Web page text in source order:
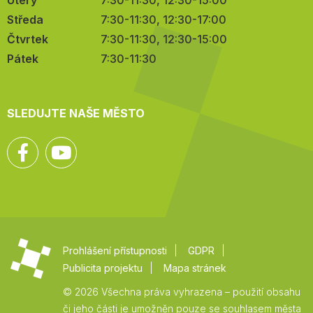
Středa
7:30-11:30, 12:30-17:00
Čtvrtek
7:30-11:30, 12:30-15:00
Pátek
7:30-11:30
SLEDUJTE NAŠE MĚSTO
Facebook
Prohlášení přístupnosti
GDPR
Publicita projektu
Mapa stránek
© 2026 Všechna práva vyhrazena – použití obsahu
či jeho části je umožněn pouze se souhlasem města